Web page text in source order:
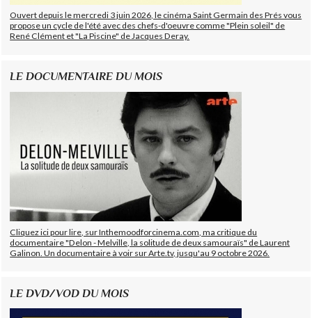
Ouvert depuis le mercredi 3 juin 2026, le cinéma Saint Germain des Prés vous
propose un cycle de l'été avec des chefs-d'oeuvre comme "Plein soleil" de
René Clément et "La Piscine" de Jacques Deray.
LE DOCUMENTAIRE DU MOIS
Cliquez ici pour lire, sur Inthemoodforcinema.com, ma critique du
documentaire "Delon - Melville, la solitude de deux samouraïs" de Laurent
Galinon. Un documentaire à voir sur Arte.tv, jusqu'au 9 octobre 2026.
LE DVD/VOD DU MOIS